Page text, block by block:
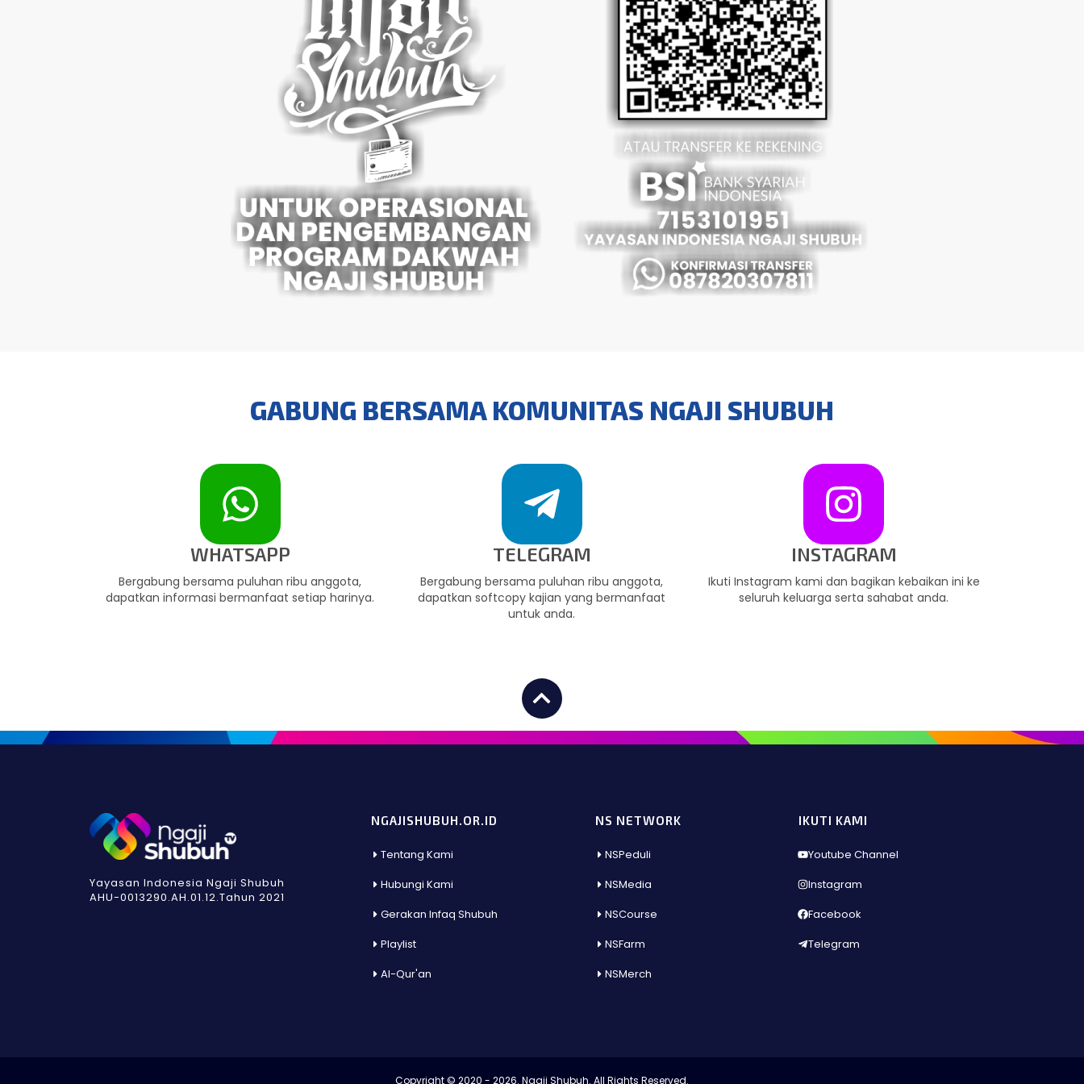
GABUNG BERSAMA KOMUNITAS NGAJI SHUBUH
WHATSAPP
Bergabung bersama puluhan ribu anggota,
dapatkan informasi bermanfaat setiap harinya.
TELEGRAM
Bergabung bersama puluhan ribu anggota,
dapatkan softcopy kajian yang bermanfaat
untuk anda.
INSTAGRAM
Ikuti Instagram kami dan bagikan kebaikan ini ke
seluruh keluarga serta sahabat anda.
Yayasan Indonesia Ngaji Shubuh
AHU-0013290.AH.01.12.Tahun 2021
NGAJISHUBUH.OR.ID
Tentang Kami
Hubungi Kami
Gerakan Infaq Shubuh
Playlist
Al-Qur'an
NS NETWORK
NSPeduli
NSMedia
NSCourse
NSFarm
NSMerch
IKUTI KAMI
Youtube Channel
Instagram
Facebook
Telegram
Copyright © 2020 - 2026. Ngaji Shubuh. All Rights Reserved.